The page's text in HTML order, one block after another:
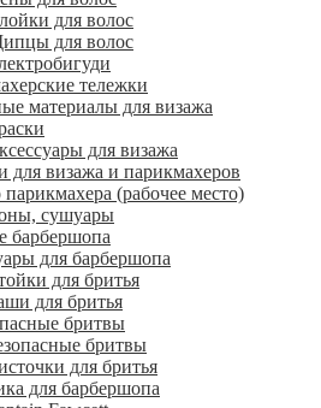
для волос
для волос
тележки
материалы для визажа
для визажа
для визажа и парикмахеров
парикмахера (рабочее место)
сушуары
барбершопа
для барбершопа
для бритья
для бритья
бритвы
бритвы
для бритья
для барбершопа